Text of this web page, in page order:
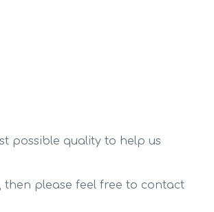
possible quality to help us
then please feel free to contact